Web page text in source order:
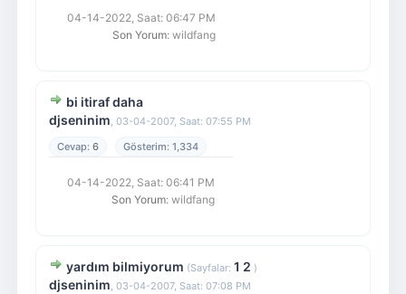
04-14-2022, Saat: 06:47 PM
Son Yorum: wildfang
bi itiraf daha
djseninim, 03-04-2007, Saat: 07:55 PM
6
1,334
04-14-2022, Saat: 06:41 PM
Son Yorum: wildfang
yardım bilmiyorum (Sayfalar: 1 2 )
djseninim, 03-04-2007, Saat: 07:08 PM